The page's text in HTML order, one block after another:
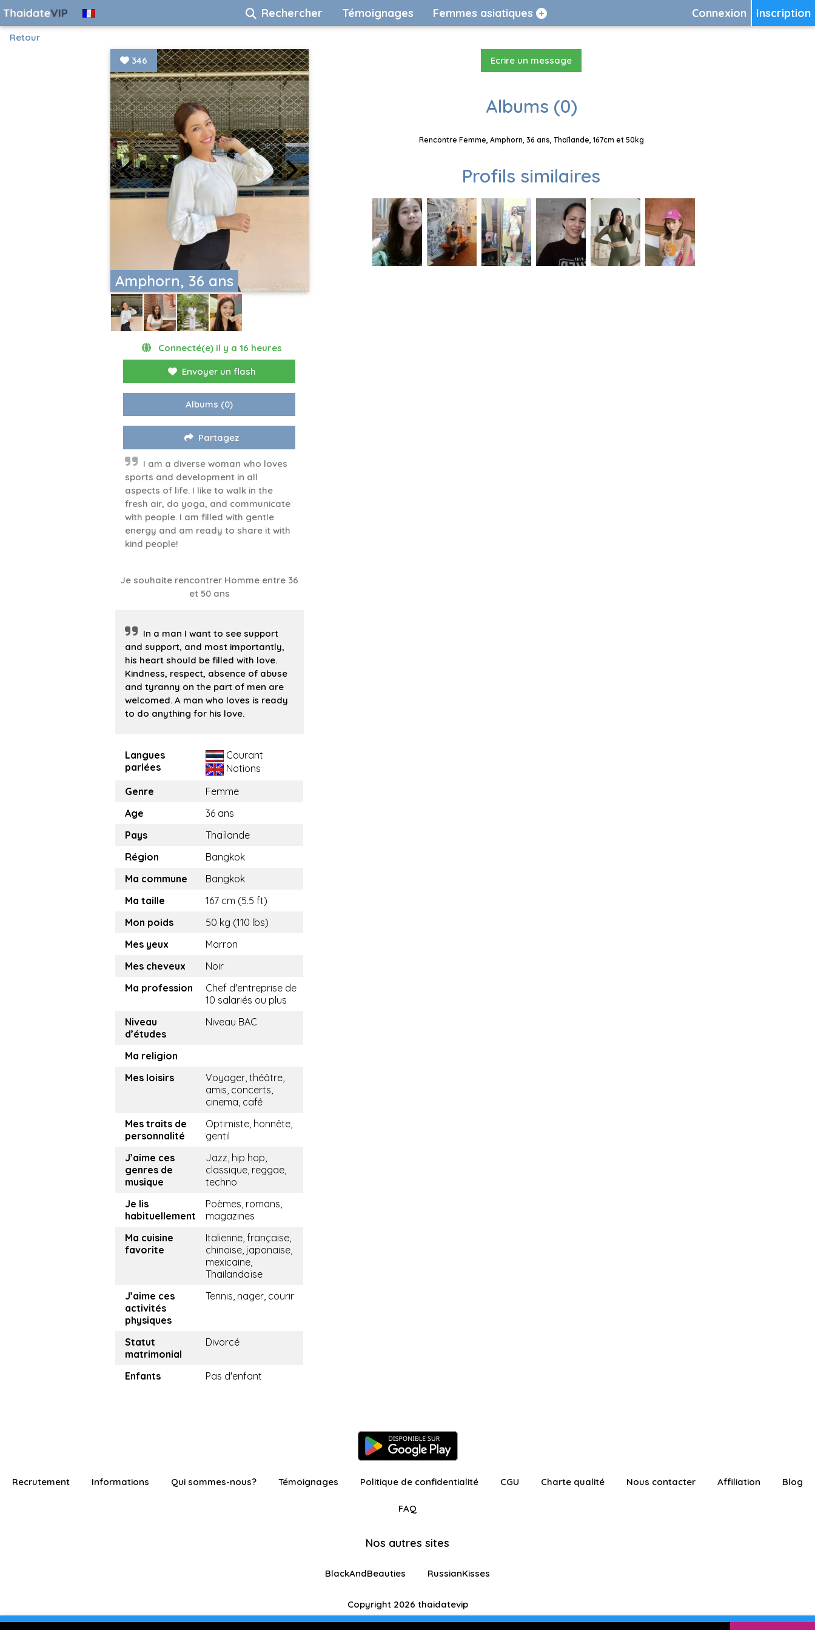
Inscription
Connexion
Rechercher Témoignages Femmes asiatiques
Retour
Amphorn, 36 ans
346
Connecté(e) il y a 16 heures
Envoyer un flash
Albums (0)
Partagez
I am a diverse woman who loves
sports and development in all
aspects of life. I like to walk in the
fresh air, do yoga, and communicate
with people. I am filled with gentle
energy and am ready to share it with
kind people!
Je souhaite rencontrer Homme entre 36
et 50 ans
In a man I want to see support
and support, and most importantly,
his heart should be filled with love.
Kindness, respect, absence of abuse
and tyranny on the part of men are
welcomed. A man who loves is ready
to do anything for his love.
Langues
parlées
Courant
Notions
Genre
Femme
Age
36 ans
Pays
Thaïlande
Région
Bangkok
Ma commune
Bangkok
Ma taille
167 cm (5.5 ft)
Mon poids
50 kg (110 lbs)
Mes yeux
Marron
Mes cheveux
Noir
Ma profession
Chef d'entreprise de
10 salariés ou plus
Niveau
d’études
Niveau BAC
Ma religion
Mes loisirs
Voyager, théâtre,
amis, concerts,
cinema, café
Mes traits de
personnalité
Optimiste, honnête,
gentil
J’aime ces
genres de
musique
Jazz, hip hop,
classique, reggae,
techno
Je lis
habituellement
Poèmes, romans,
magazines
Ma cuisine
favorite
Italienne, française,
chinoise, japonaise,
mexicaine,
Thailandaïse
J’aime ces
activités
physiques
Tennis, nager, courir
Statut
matrimonial
Divorcé
Enfants Pas d'enfant
Ecrire un message
Albums (0)
Rencontre Femme, Amphorn, 36 ans, Thaïlande, 167cm et 50kg
Profils similaires
Recrutement Informations Qui sommes-nous? Témoignages Politique de confidentialité CGU Charte qualité Nous contacter Affiliation Blog
FAQ
Nos autres sites
BlackAndBeauties RussianKisses
Copyright 2026 thaidatevip